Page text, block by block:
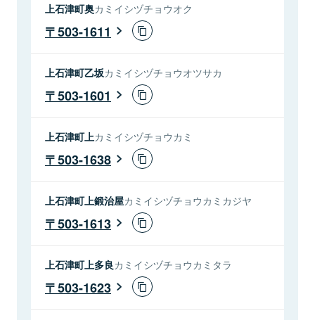
上石津町奥カミイシヅチョウオク
503-1611
上石津町乙坂カミイシヅチョウオツサカ
503-1601
上石津町上カミイシヅチョウカミ
503-1638
上石津町上鍛治屋カミイシヅチョウカミカジヤ
503-1613
上石津町上多良カミイシヅチョウカミタラ
503-1623